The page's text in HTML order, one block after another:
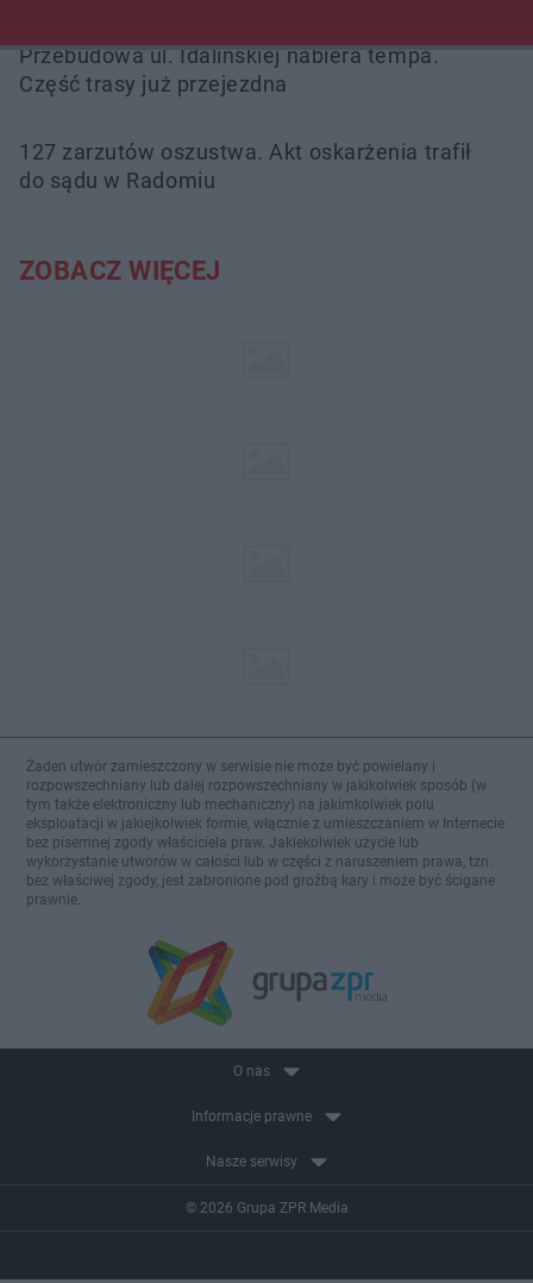
Przebudowa ul. Idalińskiej nabiera tempa.
Część trasy już przejezdna
127 zarzutów oszustwa. Akt oskarżenia trafił
do sądu w Radomiu
ZOBACZ WIĘCEJ
Żaden utwór zamieszczony w serwisie nie może być powielany i
rozpowszechniany lub dalej rozpowszechniany w jakikolwiek sposób (w
tym także elektroniczny lub mechaniczny) na jakimkolwiek polu
eksploatacji w jakiejkolwiek formie, włącznie z umieszczaniem w Internecie
bez pisemnej zgody właściciela praw. Jakiekolwiek użycie lub
wykorzystanie utworów w całości lub w części z naruszeniem prawa, tzn.
bez właściwej zgody, jest zabronione pod groźbą kary i może być ścigane
prawnie.
O nas
Informacje prawne
Nasze serwisy
© 2026 Grupa ZPR Media